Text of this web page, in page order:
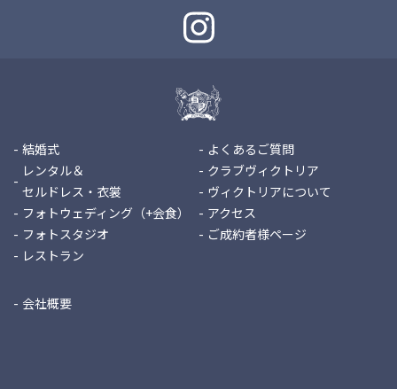
結婚式
レンタル＆
セルドレス・衣裳
フォトウェディング（+会食）
フォトスタジオ
レストラン
よくあるご質問
クラブヴィクトリア
ヴィクトリアについて
アクセス
ご成約者様ページ
会社概要